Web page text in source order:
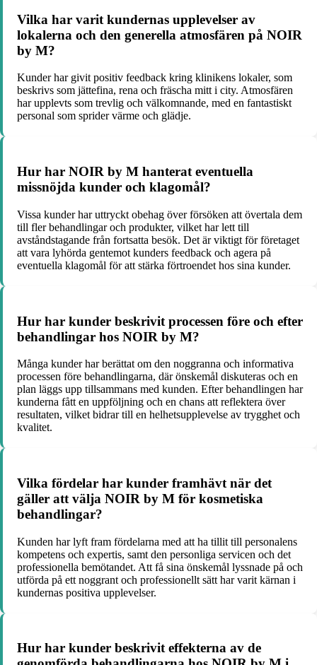
Vilka har varit kundernas upplevelser av
lokalerna och den generella atmosfären på NOIR
by M?
Kunder har givit positiv feedback kring klinikens lokaler, som
beskrivs som jättefina, rena och fräscha mitt i city. Atmosfären
har upplevts som trevlig och välkomnande, med en fantastiskt
personal som sprider värme och glädje.
Hur har NOIR by M hanterat eventuella
missnöjda kunder och klagomål?
Vissa kunder har uttryckt obehag över försöken att övertala dem
till fler behandlingar och produkter, vilket har lett till
avståndstagande från fortsatta besök. Det är viktigt för företaget
att vara lyhörda gentemot kunders feedback och agera på
eventuella klagomål för att stärka förtroendet hos sina kunder.
Hur har kunder beskrivit processen före och efter
behandlingar hos NOIR by M?
Många kunder har berättat om den noggranna och informativa
processen före behandlingarna, där önskemål diskuteras och en
plan läggs upp tillsammans med kunden. Efter behandlingen har
kunderna fått en uppföljning och en chans att reflektera över
resultaten, vilket bidrar till en helhetsupplevelse av trygghet och
kvalitet.
Vilka fördelar har kunder framhävt när det
gäller att välja NOIR by M för kosmetiska
behandlingar?
Kunden har lyft fram fördelarna med att ha tillit till personalens
kompetens och expertis, samt den personliga servicen och det
professionella bemötandet. Att få sina önskemål lyssnade på och
utförda på ett noggrant och professionellt sätt har varit kärnan i
kundernas positiva upplevelser.
Hur har kunder beskrivit effekterna av de